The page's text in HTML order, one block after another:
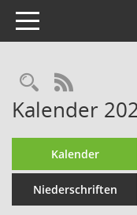
Toggle navigation
RSS-
Kalender
Kalender
Niederschriften